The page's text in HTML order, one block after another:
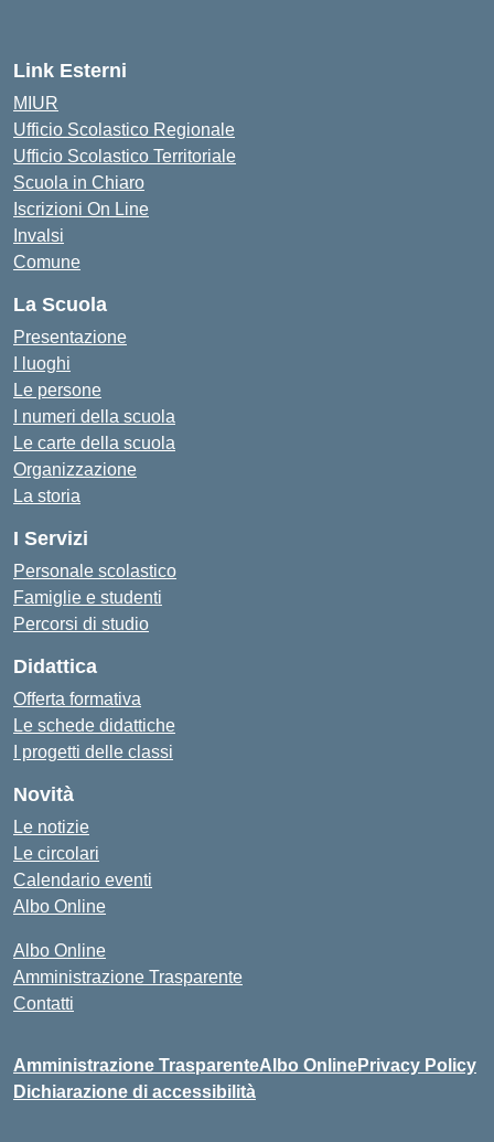
Link Esterni
MIUR
Ufficio Scolastico Regionale
Ufficio Scolastico Territoriale
Scuola in Chiaro
Iscrizioni On Line
Invalsi
Comune
La Scuola
Presentazione
I luoghi
Le persone
I numeri della scuola
Le carte della scuola
Organizzazione
La storia
I Servizi
Personale scolastico
Famiglie e studenti
Percorsi di studio
Didattica
Offerta formativa
Le schede didattiche
I progetti delle classi
Novità
Le notizie
Le circolari
Calendario eventi
Albo Online
Albo Online
Amministrazione Trasparente
Contatti
Amministrazione TrasparenteAlbo OnlinePrivacy Policy
Dichiarazione di accessibilità